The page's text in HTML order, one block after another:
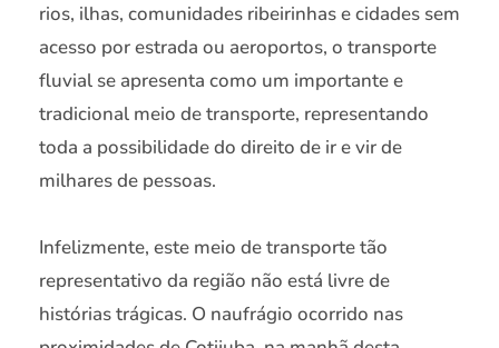
rios, ilhas, comunidades ribeirinhas e cidades sem
acesso por estrada ou aeroportos, o transporte
fluvial se apresenta como um importante e
tradicional meio de transporte, representando
toda a possibilidade do direito de ir e vir de
milhares de pessoas.
Infelizmente, este meio de transporte tão
representativo da região não está livre de
histórias trágicas. O naufrágio ocorrido nas